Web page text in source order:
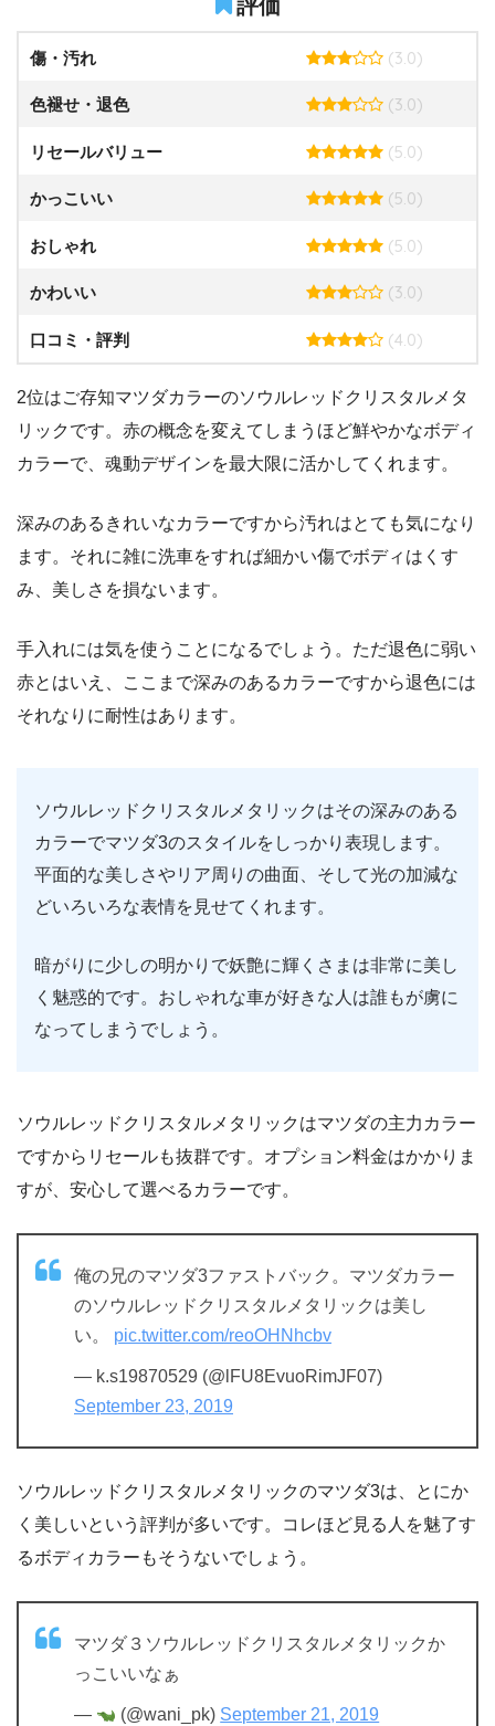
傷・汚れ (3.0)
色褪せ・退色 (3.0)
リセールバリュー (5.0)
かっこいい (5.0)
おしゃれ (5.0)
かわいい (3.0)
口コミ・評判 (4.0)
2位はご存知マツダカラーのソウルレッドクリスタルメタ
リックです。赤の概念を変えてしまうほど鮮やかなボディ
カラーで、魂動デザインを最大限に活かしてくれます。
深みのあるきれいなカラーですから汚れはとても気になり
ます。それに雑に洗車をすれば細かい傷でボディはくす
み、美しさを損ないます。
手入れには気を使うことになるでしょう。ただ退色に弱い
赤とはいえ、ここまで深みのあるカラーですから退色には
それなりに耐性はあります。
ソウルレッドクリスタルメタリックはその深みのある
カラーでマツダ3のスタイルをしっかり表現します。
平面的な美しさやリア周りの曲面、そして光の加減な
どいろいろな表情を見せてくれます。
暗がりに少しの明かりで妖艶に輝くさまは非常に美し
く魅惑的です。おしゃれな車が好きな人は誰もが虜に
なってしまうでしょう。
ソウルレッドクリスタルメタリックはマツダの主力カラー
ですからリセールも抜群です。オプション料金はかかりま
すが、安心して選べるカラーです。
俺の兄のマツダ3ファストバック。マツダカラー
のソウルレッドクリスタルメタリックは美し
い。 pic.twitter.com/reoOHNhcbv
— k.s19870529 (@lFU8EvuoRimJF07)
September 23, 2019
ソウルレッドクリスタルメタリックのマツダ3は、とにか
く美しいという評判が多いです。コレほど見る人を魅了す
るボディカラーもそうないでしょう。
マツダ３ソウルレッドクリスタルメタリックか
っこいいなぁ
— (@wani_pk) September 21, 2019